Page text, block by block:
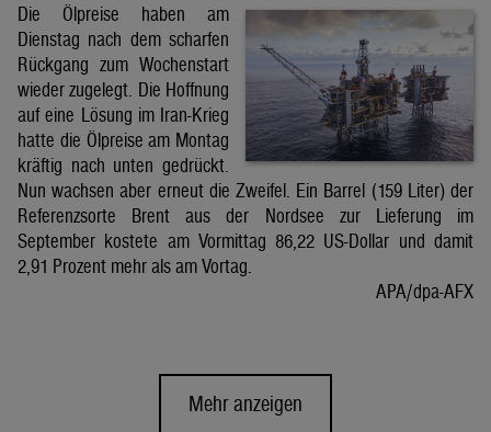
Die Ölpreise haben am
Dienstag nach dem scharfen
Rückgang zum Wochenstart
wieder zugelegt. Die Hoffnung
auf eine Lösung im Iran-Krieg
hatte die Ölpreise am Montag
kräftig nach unten gedrückt.
Nun wachsen aber erneut die Zweifel. Ein Barrel (159 Liter) der
Referenzsorte Brent aus der Nordsee zur Lieferung im
September kostete am Vormittag 86,22 US-Dollar und damit
2,91 Prozent mehr als am Vortag.
APA/dpa-AFX
Mehr anzeigen